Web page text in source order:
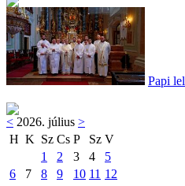
Papi
< 2026. július >
H K Sz Cs P Sz V
1
2 3 4
5
6
7 8 9 10 11 12